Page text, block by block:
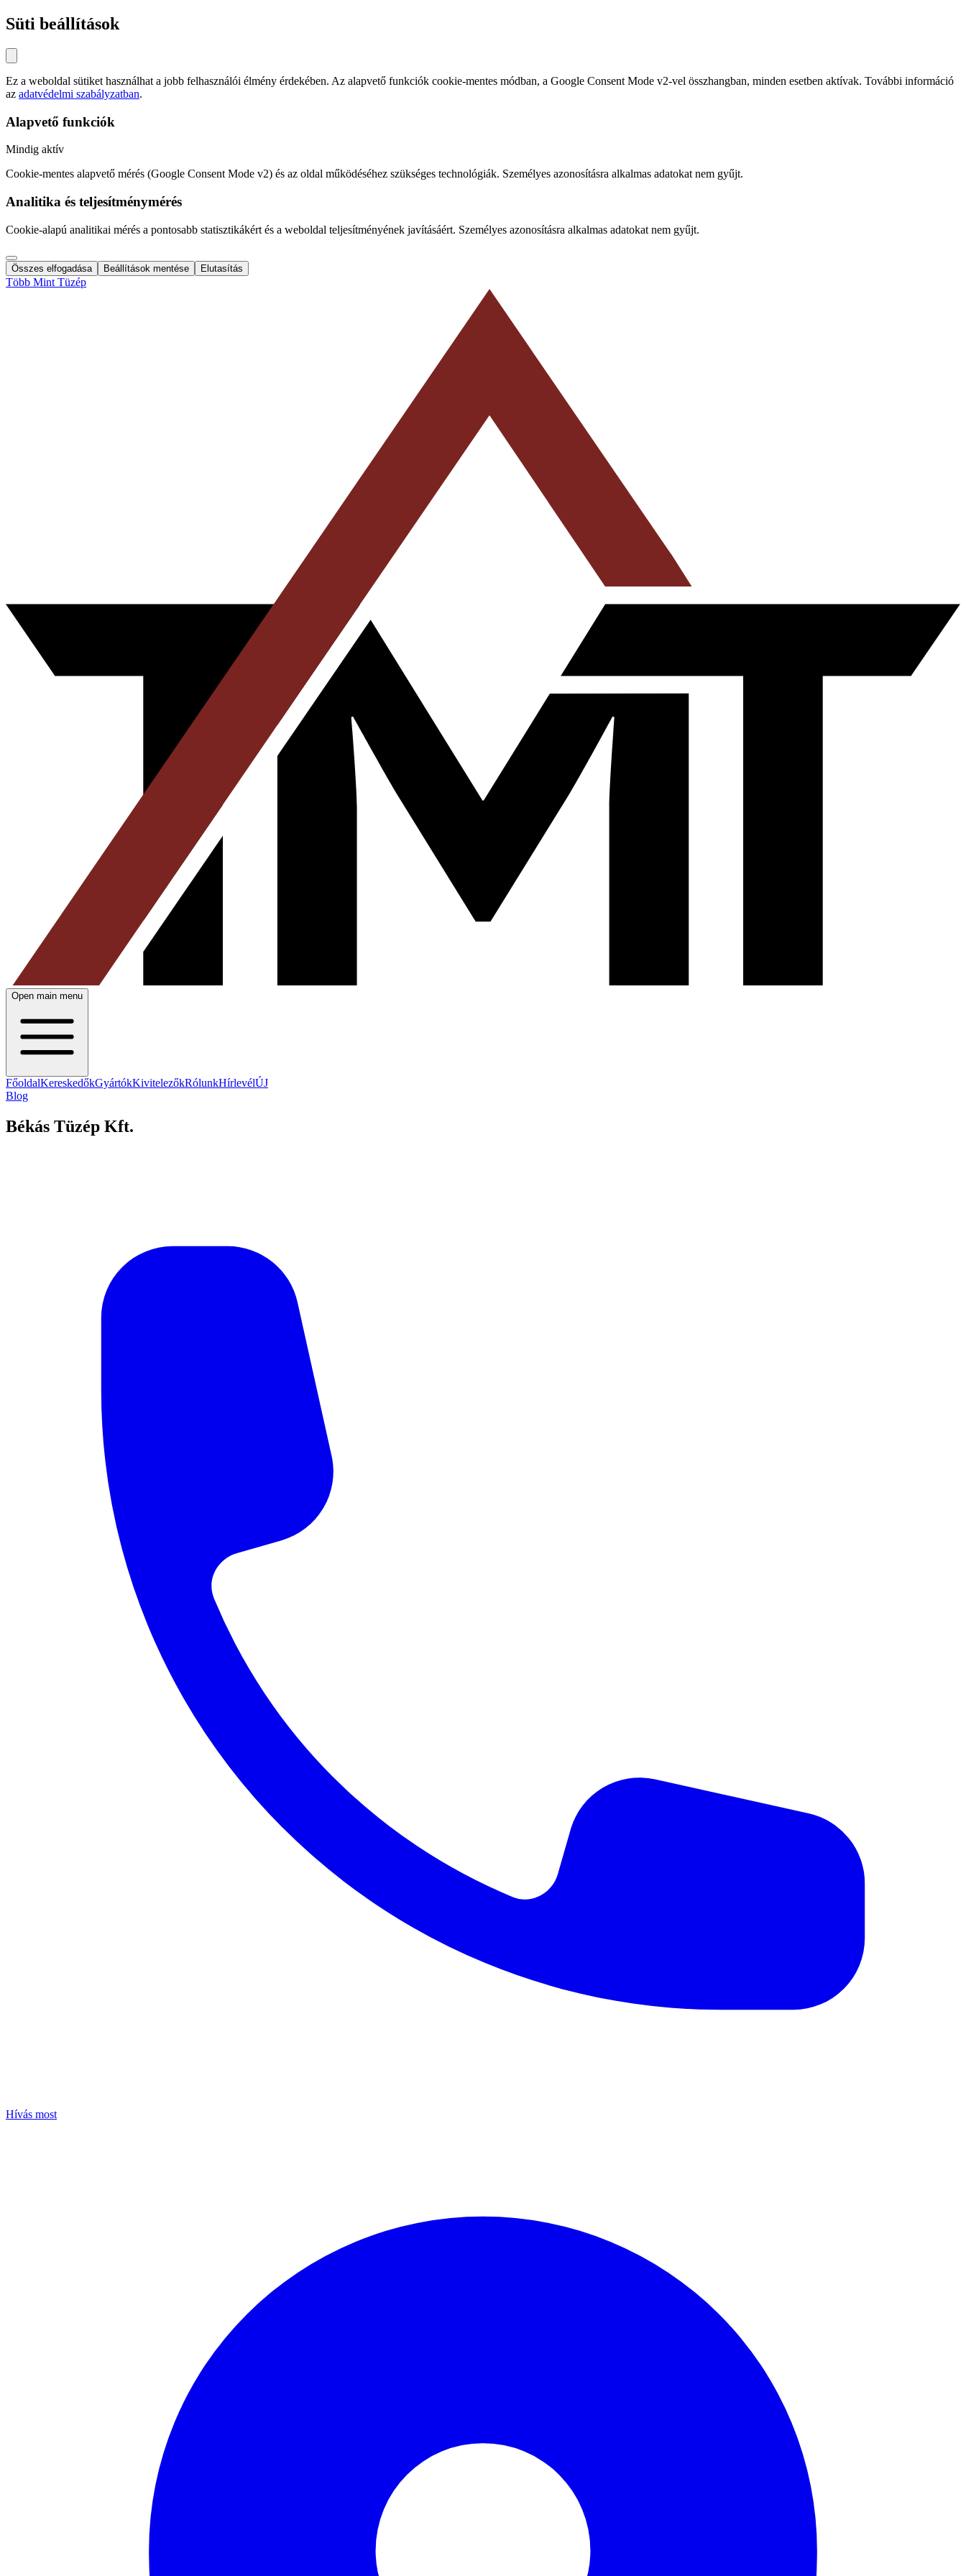
Süti beállítások
Ez a weboldal sütiket használhat a jobb felhasználói élmény érdekében. Az alapvető funkciók cookie-mentes módban, a Google Consent Mode v2-vel összhangban, minden esetben aktívak. További információ
az adatvédelmi szabályzatban.
Alapvető funkciók
Mindig aktív
Cookie-mentes alapvető mérés (Google Consent Mode v2) és az oldal működéséhez szükséges technológiák. Személyes azonosításra alkalmas adatokat nem gyűjt.
Analitika és teljesítménymérés
Cookie-alapú analitikai mérés a pontosabb statisztikákért és a weboldal teljesítményének javításáért. Személyes azonosításra alkalmas adatokat nem gyűjt.
Összes elfogadása Beállítások mentése Elutasítás
Több Mint Tüzép
Open main menu
FőoldalKereskedőkGyártókKivitelezőkRólunkHírlevélÚJ
Blog
Békás Tüzép Kft.
Hívás most